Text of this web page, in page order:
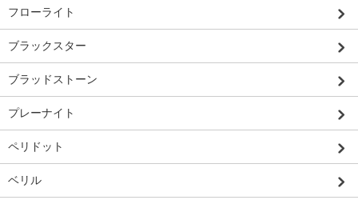
フローライト
ブラックスター
ブラッドストーン
プレーナイト
ペリドット
ベリル